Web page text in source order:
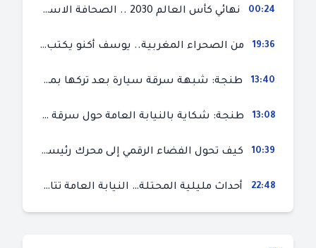
00:24 نهائي كأس العالم 2030 .. الصحافة الاسبانية قلقة من حسم الملف لصالح المغرب و”تتهم رئيس الفيفا”
19:36 من الصحراء المغربية.. يوسف أكنو يكتب عن أزمة سبتة المحتلة ويؤكد ان الهجرة السرية ليست حلا وبناء الوطن هو الخيار الأفضل
13:40 طنجة: شبهة سرقة سيارة بعد تركها بمحل ميكانيك للإصلاح
13:08 طنجة: شكاية بالنيابة العامة حول سرقة سيارة تركها صاحبها بمحل ميكانيك للإصلاح
10:39 كيف تحول الفضاء الرقمي إلى محرك رئيسي لأحداث الهجرة في سبتة؟
22:48 أحداث مليلية المحتلة… النيابة العامة تتابع 50 متورطا في محاولة اقتحام السياح الحدودي بتهم ثقيلة